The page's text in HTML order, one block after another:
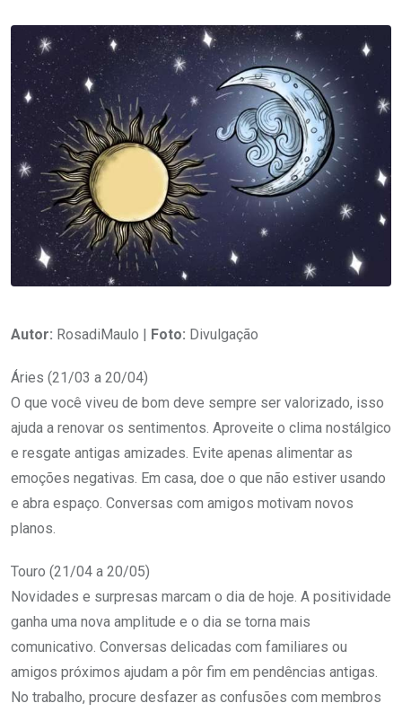
Autor: RosadiMaulo | Foto: Divulgação
Áries (21/03 a 20/04)
O que você viveu de bom deve sempre ser valorizado, isso
ajuda a renovar os sentimentos. Aproveite o clima nostálgico
e resgate antigas amizades. Evite apenas alimentar as
emoções negativas. Em casa, doe o que não estiver usando
e abra espaço. Conversas com amigos motivam novos
planos.
Touro (21/04 a 20/05)
Novidades e surpresas marcam o dia de hoje. A positividade
ganha uma nova amplitude e o dia se torna mais
comunicativo. Conversas delicadas com familiares ou
amigos próximos ajudam a pôr fim em pendências antigas.
No trabalho, procure desfazer as confusões com membros